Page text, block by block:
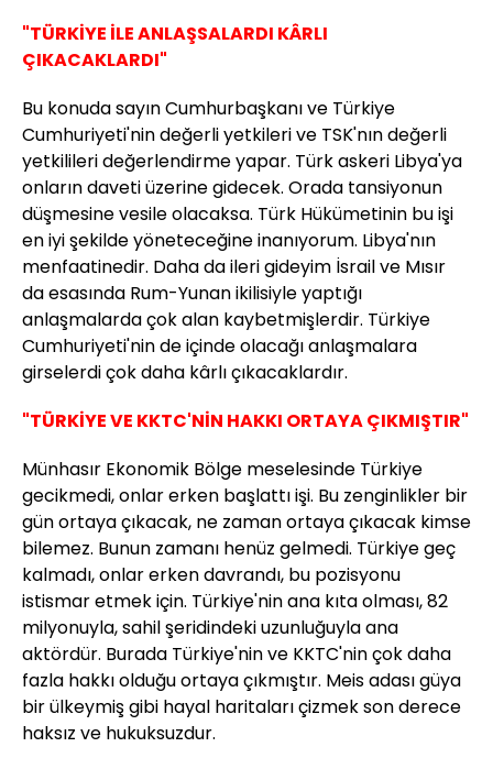
"TÜRKİYE İLE ANLAŞSALARDI KÂRLI
ÇIKACAKLARDI"
Bu konuda sayın Cumhurbaşkanı ve Türkiye
Cumhuriyeti'nin değerli yetkileri ve TSK'nın değerli
yetkilileri değerlendirme yapar. Türk askeri Libya'ya
onların daveti üzerine gidecek. Orada tansiyonun
düşmesine vesile olacaksa. Türk Hükümetinin bu işi
en iyi şekilde yöneteceğine inanıyorum. Libya'nın
menfaatinedir. Daha da ileri gideyim İsrail ve Mısır
da esasında Rum-Yunan ikilisiyle yaptığı
anlaşmalarda çok alan kaybetmişlerdir. Türkiye
Cumhuriyeti'nin de içinde olacağı anlaşmalara
girselerdi çok daha kârlı çıkacaklardır.
"TÜRKİYE VE KKTC'NİN HAKKI ORTAYA ÇIKMIŞTIR"
Münhasır Ekonomik Bölge meselesinde Türkiye
gecikmedi, onlar erken başlattı işi. Bu zenginlikler bir
gün ortaya çıkacak, ne zaman ortaya çıkacak kimse
bilemez. Bunun zamanı henüz gelmedi. Türkiye geç
kalmadı, onlar erken davrandı, bu pozisyonu
istismar etmek için. Türkiye'nin ana kıta olması, 82
milyonuyla, sahil şeridindeki uzunluğuyla ana
aktördür. Burada Türkiye'nin ve KKTC'nin çok daha
fazla hakkı olduğu ortaya çıkmıştır. Meis adası güya
bir ülkeymiş gibi hayal haritaları çizmek son derece
haksız ve hukuksuzdur.